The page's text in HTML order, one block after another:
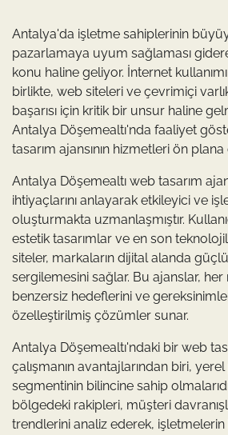
Antalya'da işletme sahiplerinin
pazarlamaya uyum sağlaması
konu haline geliyor. İnternet
birlikte, web siteleri ve çevrimiçi
başarısı için kritik bir unsur haline
Antalya Döşemealtı'nda faaliyet
tasarım ajansının hizmetleri ön plana
Antalya Döşemealtı web tasarım
ihtiyaçlarını anlayarak etkileyici ve
oluşturmakta uzmanlaşmıştır.
estetik tasarımlar ve en son
siteler, markaların dijital alanda
sergilemesini sağlar. Bu ajanslar,
benzersiz hedeflerini ve
özelleştirilmiş çözümler sunar.
Antalya Döşemealtı'ndaki bir web
çalışmanın avantajlarından biri,
segmentinin bilincine sahip
bölgedeki rakipleri, müşteri
trendlerini analiz ederek,